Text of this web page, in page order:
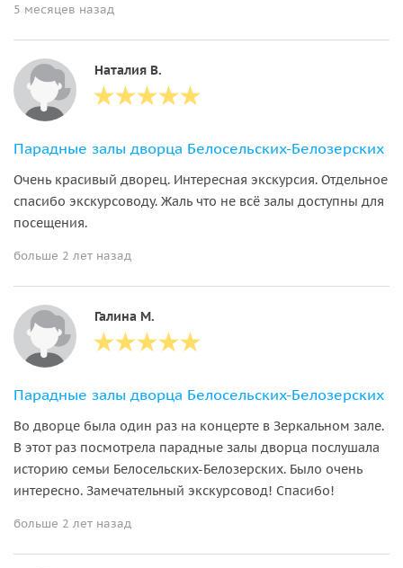
5 месяцев назад
Наталия В.
Парадные залы дворца Белосельских-Белозерских
Очень красивый дворец. Интересная экскурсия. Отдельное
спасибо экскурсоводу. Жаль что не всё залы доступны для
посещения.
больше 2 лет назад
Галина М.
Парадные залы дворца Белосельских-Белозерских
Во дворце была один раз на концерте в Зеркальном зале.
В этот раз посмотрела парадные залы дворца послушала
историю семьи Белосельских-Белозерских. Было очень
интересно. Замечательный экскурсовод! Спасибо!
больше 2 лет назад